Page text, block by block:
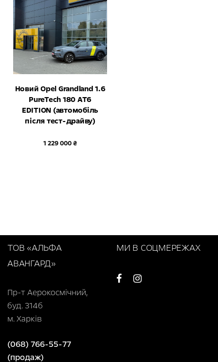
Новий Opel Grandland 1.6
PureTech 180 AT6
EDITION (автомобіль
після тест-драйву)
1 229 000 ₴
ТОВ «АЛЬФА
АВАНГАРД»
Пр-т Аерокосмічний,
буд. 314б
м. Харків
(068) 766-55-77
(продаж)
МИ В СОЦМЕРЕЖАХ